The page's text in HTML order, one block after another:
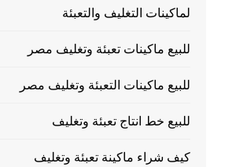
لماكينات التغليف والتعبئة
للبيع ماكينات تعبئة وتغليف مصر
للبيع ماكينات التعبئة وتغليف مصر
للبيع خط انتاج تعبئة وتغليف
كيف شراء ماكينة تعبئة وتغليف